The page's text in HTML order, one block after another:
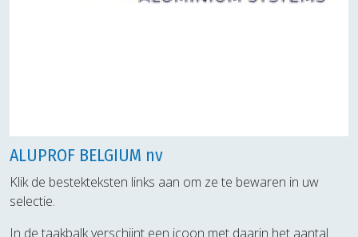
ALUPROF BELGIUM nv
Klik de bestekteksten links aan om ze te bewaren in uw
selectie.
In de taakbalk verschijnt een icoon met daarin het aantal